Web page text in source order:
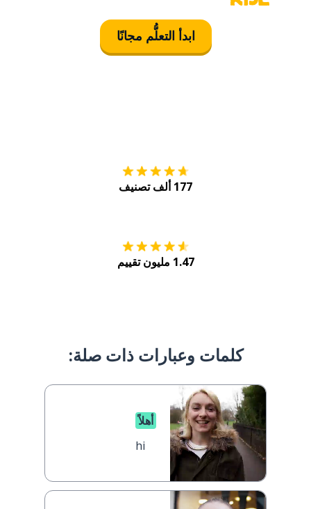
ابدأ التعلُّم مجانًا
177 ألف تصنيف
1.47 مليون تقييم
كلمات وعبارات ذات صلة:
أهلاً
hi